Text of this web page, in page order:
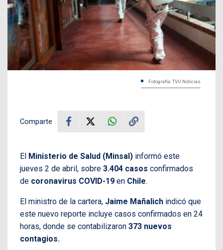
Fotografía: TVU Noticias
Comparte
El Ministerio de Salud (Minsal) informó este
jueves 2 de abril, sobre 3.404 casos confirmados
de coronavirus COVID-19 en Chile.
El ministro de la cartera, Jaime Mañalich indicó que
este nuevo reporte incluye casos confirmados en 24
horas, donde se contabilizaron 373 nuevos
contagios.